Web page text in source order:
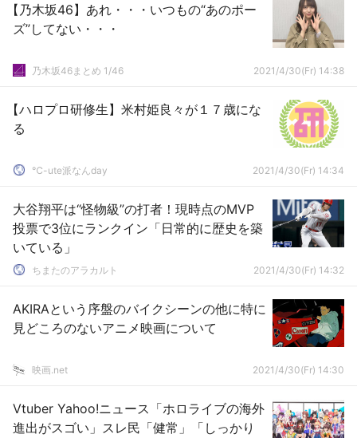
【乃木坂46】あれ・・・いつもの“あのポー
ズ”してない・・・
乃木坂46まとめ 1/46 2021/4/30(Fr) 14:38
【ハロプロ研修生】米村姫良々が１７歳にな
る
℃-ute派なんday 2021/4/30(Fr) 14:34
大谷翔平は“怪物級”の打者！現時点のMVP
投票で3位にランクイン「日常的に歴史を築
いている」
ちまたのアラカルト 2021/4/30(Fr) 14:32
AKIRAという序盤のバイクシーンの他に特に
見どころのないアニメ映画について
映画.net 2021/4/30(Fr) 14:30
Vtuber Yahoo!ニュース「ホロライブの海外
進出がスゴい」スレ民「健常」「しっかり